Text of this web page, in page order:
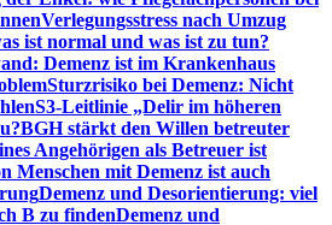
Verlegungsstress nach Umzug
ist normal und was ist zu tun?
Demenz ist im Krankenhaus
Sturzrisiko bei Demenz: Nicht
S3-Leitlinie „Delir im höheren
BGH stärkt den Willen betreuter
Angehörigen als Betreuer ist
Menschen mit Demenz ist auch
Demenz und Desorientierung: viel
B zu findenDemenz und